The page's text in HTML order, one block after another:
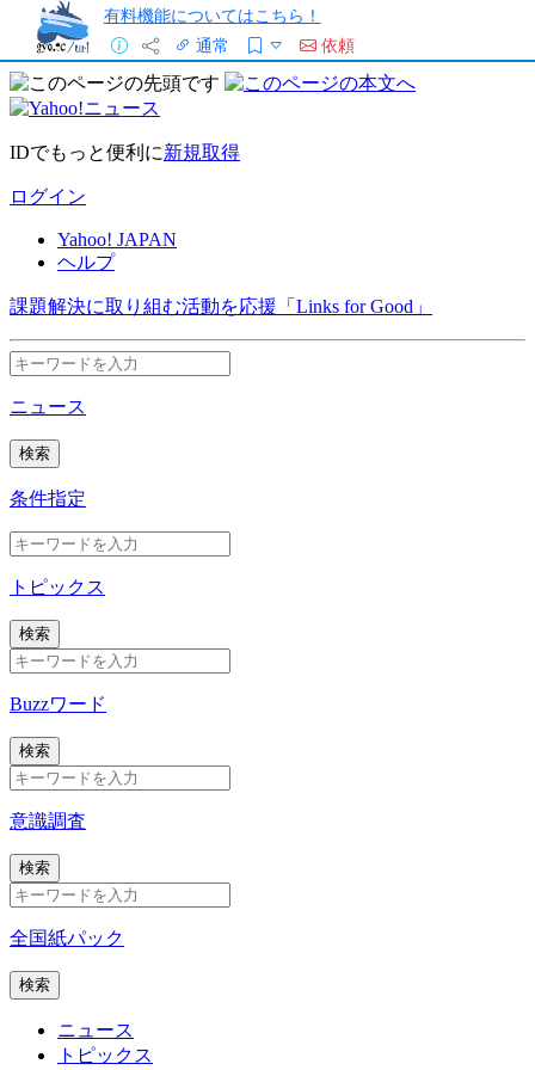
有料機能についてはこちら！
通常
依頼